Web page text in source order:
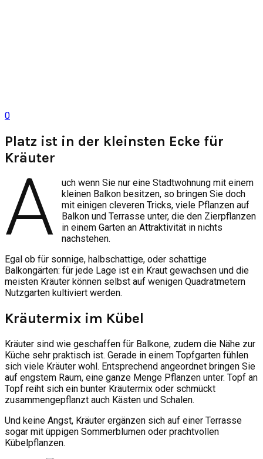
0
Platz ist in der kleinsten Ecke für
Kräuter
A
uch wenn Sie nur eine Stadtwohnung mit einem
kleinen Balkon besitzen, so bringen Sie doch
mit einigen cleveren Tricks, viele Pflanzen auf
Balkon und Terrasse unter, die den Zierpflanzen
in einem Garten an Attraktivität in nichts
nachstehen.
Egal ob für sonnige, halbschattige, oder schattige
Balkongärten: für jede Lage ist ein Kraut gewachsen und die
meisten Kräuter können selbst auf wenigen Quadratmetern
Nutzgarten kultiviert werden.
Kräutermix im Kübel
Kräuter sind wie geschaffen für Balkone, zudem die Nähe zur
Küche sehr praktisch ist. Gerade in einem Topfgarten fühlen
sich viele Kräuter wohl. Entsprechend angeordnet bringen Sie
auf engstem Raum, eine ganze Menge Pflanzen unter. Topf an
Topf reiht sich ein bunter Kräutermix oder schmückt
zusammengepflanzt auch Kästen und Schalen.
Und keine Angst, Kräuter ergänzen sich auf einer Terrasse
sogar mit üppigen Sommerblumen oder prachtvollen
Kübelpflanzen.